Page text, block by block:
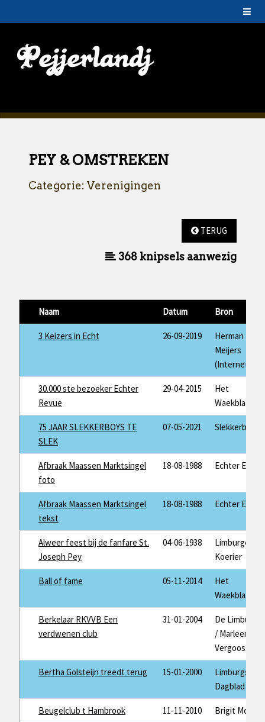
PEY & OMSTREKEN
Categorie: Verenigingen
TERUG
368 knipsels aanwezig
Naam Datum Bron
3 Keizers in Echt 26-09-2019
Herman
Meijers
(Internet)
30.000 ste bezoeker Echter
Revue
29-04-2015
Het
Waekblaad
75 JAAR SLEKKERBOYS TE
SLEK
07-05-2021 Slekkerboys
Afbraak Maassen Marktsingel
foto
18-08-1988 Echter Echo
Afbraak Maassen Marktsingel
tekst
18-08-1988 Echter Echo
Alweer feest bij de fanfare St.
Joseph Pey
04-06-1938
Limburger
Koerier
Ball of fame 05-11-2014
Het
Waekblaad
Berkelaar RKVVB Een
verdwenen club
31-01-2004
De Limburger
/ Marleen
Vergoossen
Bertha Golsteijn treedt terug 15-01-2000
Limburgs
Dagblad
Beugelclub t Hambrook 11-11-2010 Brigit Mols